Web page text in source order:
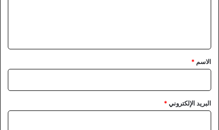
*
الاسم *
البريد الإلكتروني*